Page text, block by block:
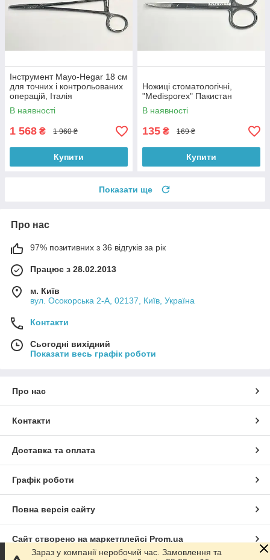
Інструмент Mayo-Hegar 18 см
для точних і контрольованих
операцій, Італія
В наявності
1 568 ₴ 1 960 ₴
Купити
Ножиці стоматологічні,
"Medisporex" Пакистан
В наявності
135 ₴ 169 ₴
Купити
Показати ще
Про нас
97% позитивних з 36 відгуків за рік
Працює з 28.02.2013
м. Київ
вул. Осокорська 2-А, 02137, Київ, Україна
Контакти
Сьогодні вихідний
Показати весь графік роботи
Про нас
Контакти
Доставка та оплата
Графік роботи
Повна версія сайту
Сайт створено на маркетплейсі Prom.ua
Зараз у компанії неробочий час. Замовлення та